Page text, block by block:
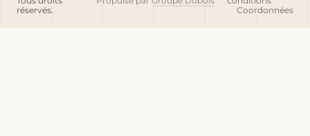
réservés.
Coordonnées